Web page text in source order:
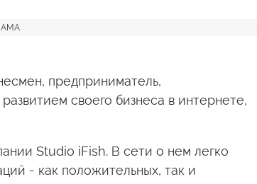
предприниматель,
своего бизнеса в интернете,
Studio iFish. В сети о нем легко
- как положительных, так и